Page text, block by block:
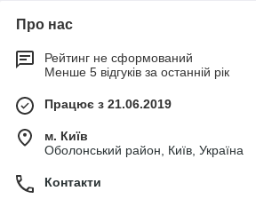
Про нас
Рейтинг не сформований
Менше 5 відгуків за останній рік
Працює з 21.06.2019
м. Київ
Оболонський район, Київ, Україна
Контакти